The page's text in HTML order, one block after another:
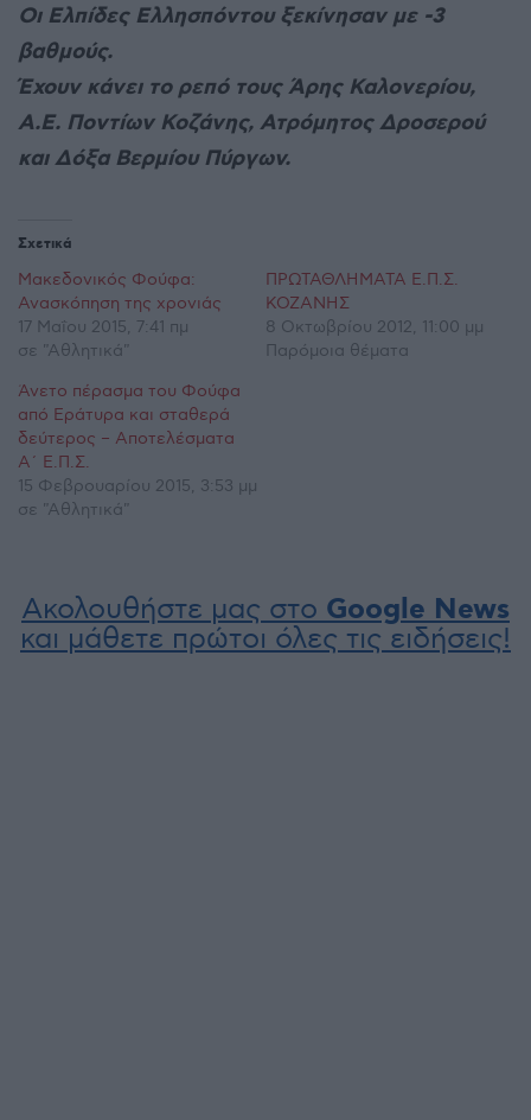
Οι Ελπίδες Ελλησπόντου ξεκίνησαν με -3
βαθμούς.
Έχουν κάνει το ρεπό τους Άρης Καλονερίου,
Α.Ε. Ποντίων Κοζάνης, Ατρόμητος Δροσερού
και Δόξα Βερμίου Πύργων.
Σχετικά
Μακεδονικός Φούφα:
Ανασκόπηση της χρονιάς
17 Μαΐου 2015, 7:41 πμ
σε "Αθλητικά"
ΠΡΩΤΑΘΛΗΜΑΤΑ Ε.Π.Σ.
ΚΟΖΑΝΗΣ
8 Οκτωβρίου 2012, 11:00 μμ
Παρόμοια θέματα
Άνετο πέρασμα του Φούφα
από Εράτυρα και σταθερά
δεύτερος – Αποτελέσματα
Α΄ Ε.Π.Σ.
15 Φεβρουαρίου 2015, 3:53 μμ
σε "Αθλητικά"
Ακολουθήστε μας στο Google News
και μάθετε πρώτοι όλες τις ειδήσεις!